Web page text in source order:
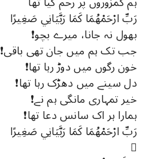
رَبِّ ارْحَمْهُمَا كَمَا رَبَّيَانِي صَغِيرًا
بھول نہ جانا، میرے بچو❗
جب تک ہم میں جان تھی باقی❗
خون رگوں میں دوڑ رہا تھا❗
دل سینے میں دھڑک رہا تھا❗
خیر تمہاری مانگی ہم نے❗
ہمارا ہر اک سانس دعا تھا❗
رَبِّ ارْحَمْهُمَا كَمَا رَبَّيَانِي صَغِيرًا
